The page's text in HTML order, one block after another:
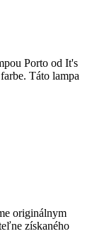
Porto od It's
Táto lampa
originálnym
získaného